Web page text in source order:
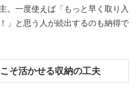
。一度使えば「もっと早く取り入
」と思う人が続出するのも納得で
そ活かせる収納の工夫